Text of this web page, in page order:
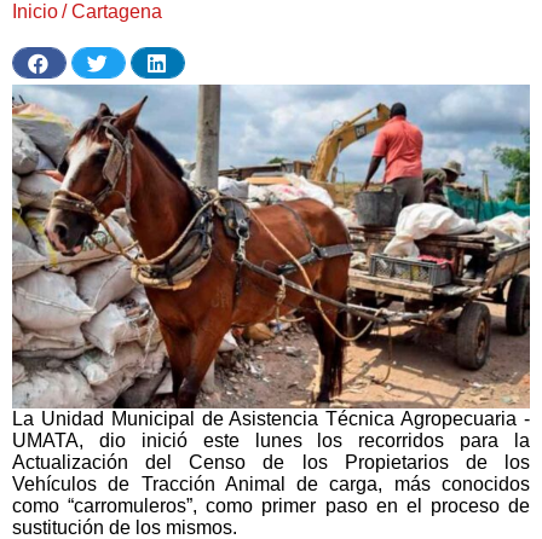
Inicio/ Cartagena
La Unidad Municipal de Asistencia Técnica Agropecuaria -
UMATA, dio inició este lunes los recorridos para la
Actualización del Censo de los Propietarios de los
Vehículos de Tracción Animal de carga, más conocidos
como “carromuleros”, como primer paso en el proceso de
sustitución de los mismos.